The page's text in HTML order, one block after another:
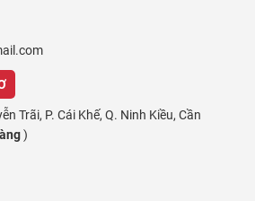
Trãi, P. Cái Khế, Q. Ninh Kiều, Cần
)